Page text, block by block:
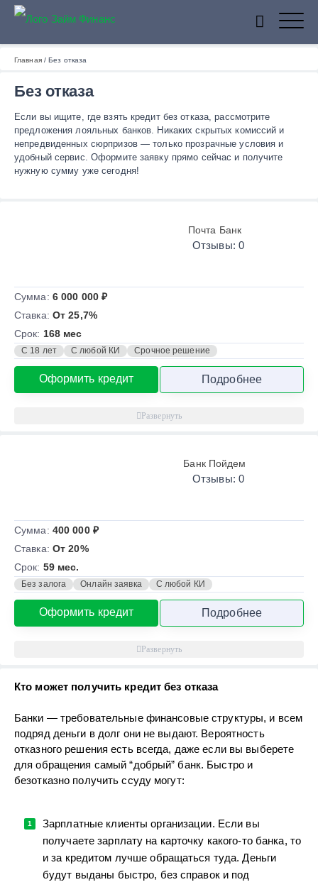
ZaymFinans
Главная/Без отказа
Без отказа
Если вы ищите, где взять кредит без отказа, рассмотрите
предложения лояльных банков. Никаких скрытых комиссий и
непредвиденных сюрпризов — только прозрачные условия и
удобный сервис. Оформите заявку прямо сейчас и получите
нужную сумму уже сегодня!
Почта Банк
Отзывы: 0
Сумма: 6 000 000 ₽
Ставка: От 25,7%
Срок: 168 мес
С 18 лет С любой КИ Срочное решение
Оформить кредит Подробнее
Банк Пойдем
Отзывы: 0
Сумма: 400 000 ₽
Ставка: От 20%
Срок: 59 мес.
Без залога Онлайн заявка С любой КИ
Оформить кредит Подробнее
Кто может получить кредит без отказа
Банки — требовательные финансовые структуры, и всем
подряд деньги в долг они не выдают. Вероятность
отказного решения есть всегда, даже если вы выберете
для обращения самый “добрый” банк. Быстро и
безотказно получить ссуду могут:
Зарплатные клиенты организации. Если вы
получаете зарплату на карточку какого-то банка, то
и за кредитом лучше обращаться туда. Деньги
будут выданы быстро, без справок и под